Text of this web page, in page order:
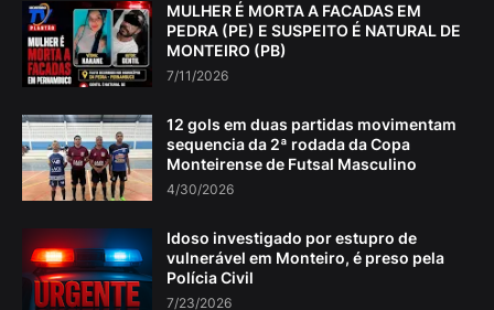
MULHER É MORTA A FACADAS EM
PEDRA (PE) E SUSPEITO É NATURAL DE
MONTEIRO (PB)
7/11/2026
12 gols em duas partidas movimentam
sequencia da 2ª rodada da Copa
Monteirense de Futsal Masculino
4/30/2026
Idoso investigado por estupro de
vulnerável em Monteiro, é preso pela
Polícia Civil
7/23/2026